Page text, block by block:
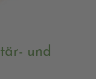
und